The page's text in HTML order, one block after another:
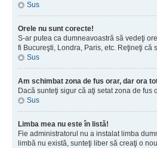
Sus
Orele nu sunt corecte!
S-ar putea ca dumneavoastră să vedeţi
fi Bucureşti, Londra, Paris, etc. Reţineţi
Sus
Am schimbat zona de fus orar, dar ora
Dacă sunteţi sigur că aţi setat zona de
Sus
Limba mea nu este în listă!
Fie administratorul nu a instalat limba
limbă nu există, sunteţi liber să creaţi o